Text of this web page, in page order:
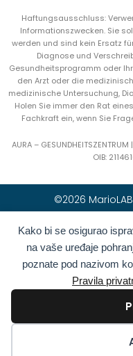
Kako bi se osigurao
na vaše uređaje
poznate pod nazivom
Pravila
Haftungsausschluss:
Informationszwecken. Sie
werden und sind kein Ersatz
Diagnose und
Gesundheitsprogramm oder
den Arzt oder die
medizinische Untersuchung,
Holen Sie immer den Rat
Fachkraft ein, wenn Sie
AURA –
OIB:
©2026
Hrvatski(
Deutsch
Română(
Български(